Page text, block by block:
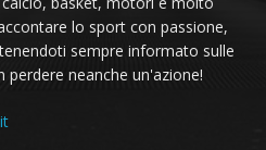
lo sport con passione,
sempre informato sulle
perdere neanche un'azione!